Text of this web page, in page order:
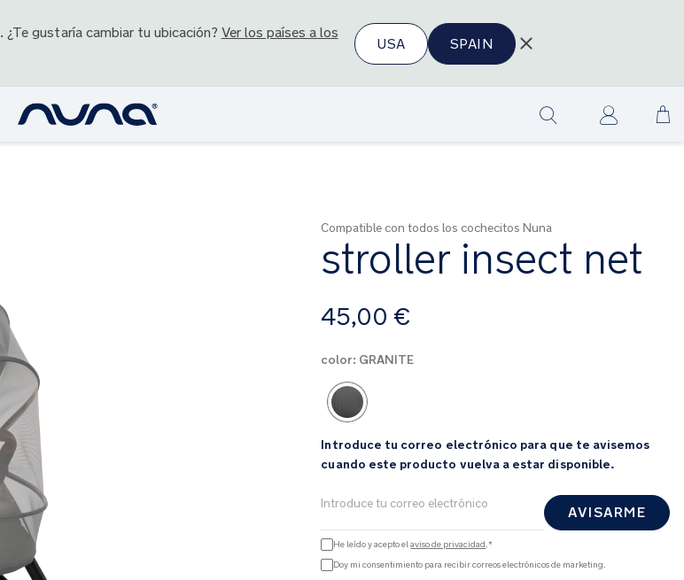
. ¿Te gustaría cambiar tu ubicación? Ver los países a los
USA SPAIN
Ir
Compatible con todos los cochecitos Nuna
stroller insect net
A
partir
45,00 €
color: GRANITE
Product Fashions
Introduce tu correo electrónico para que te avisemos
cuando este producto vuelva a estar disponible.
AVISARME
He leído y acepto elaviso de privacidad.*
Doy mi consentimiento para recibir correos electrónicos de marketing.